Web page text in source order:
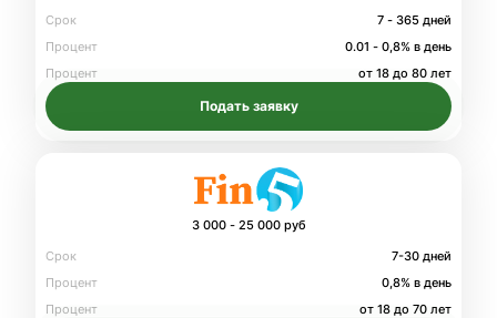
Срок
7 - 365 дней
Процент
0.01 - 0,8% в день
Процент
от 18 до 80 лет
Подать заявку
3 000 - 25 000 руб
Срок
7-30 дней
Процент
0,8% в день
Процент
от 18 до 70 лет